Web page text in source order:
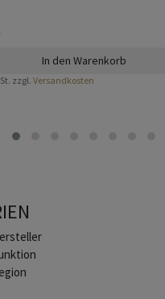
In den Warenkorb
zzgl.Versandkosten